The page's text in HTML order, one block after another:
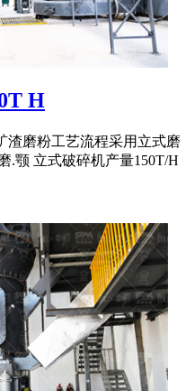
H
渣磨粉工艺流程采用立式磨
.颚 立式破碎机产量150T/H